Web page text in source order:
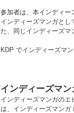
参加者は、本インディー
インディーズマンガと
た、同じインディーズマ
KDP でインディーズマ
インディーズマ
インディーズマンガのエ
は、インディーズマン